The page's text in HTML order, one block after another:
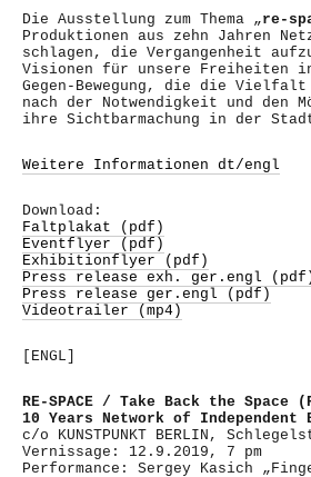
Die Ausstellung zum Thema „re-
Produktionen aus zehn Jahren
schlagen, die Vergangenheit
Visionen für unsere Freiheiten
Gegen-Bewegung, die die
nach der Notwendigkeit und den
ihre Sichtbarmachung in der
Weitere Informationen dt/engl
Download:
Faltplakat (pdf)
Eventflyer (pdf)
Exhibitionflyer (pdf)
Press release exh. ger.engl
Press release ger.engl (pdf)
Videotrailer (mp4)
[ENGL]
RE-SPACE / Take Back the Space
10 Years Network of
c/o KUNSTPUNKT BERLIN,
Vernissage: 12.9.2019, 7 pm
Performance: Sergey Kasich